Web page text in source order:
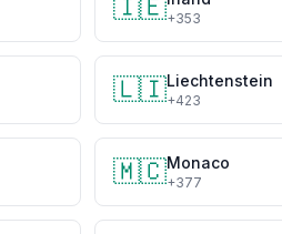
🇮🇪+353
🇱🇮Liechtenstein
+423
🇲🇨Monaco
+377